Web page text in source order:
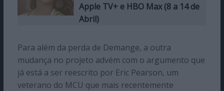
Apple TV+ e HBO Max (8 a 14 de
Abril)
Para além da perda de Demange, a outra
mudança no projeto advém com o argumento que
já está a ser reescrito por Eric Pearson, um
veterano do MCU que mais recentemente